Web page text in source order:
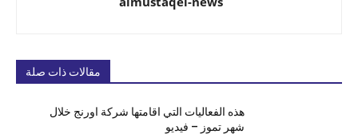
مقالات ذات صلة
هذه الفعاليات التي اقامتها شركة اورنج خلال
شهر تموز – فيديو